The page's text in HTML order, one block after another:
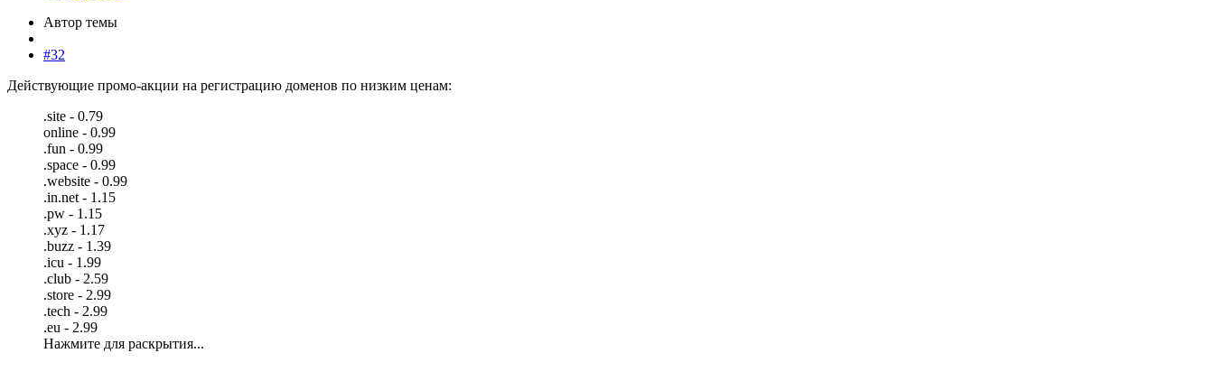
Автор темы
#32
Действующие промо-акции на регистрацию доменов по низким ценам:
.site - 0.79
online - 0.99
.fun - 0.99
.space - 0.99
.website - 0.99
.in.net - 1.15
.pw - 1.15
.xyz - 1.17
.buzz - 1.39
.icu - 1.99
.club - 2.59
.store - 2.99
.tech - 2.99
.eu - 2.99
Нажмите для раскрытия...